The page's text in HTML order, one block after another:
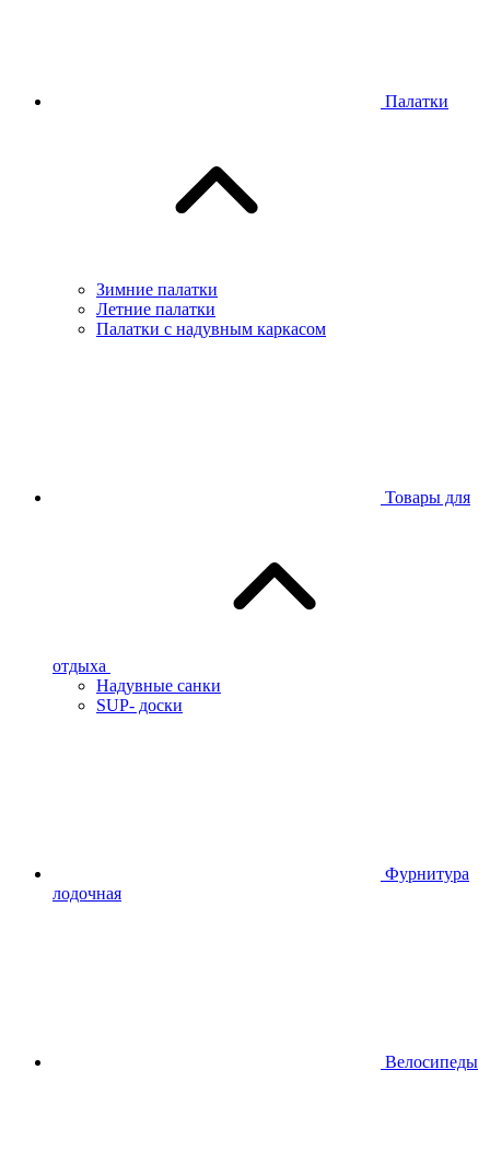
Палатки
Зимние палатки
Летние палатки
Палатки с надувным каркасом
Товары для
отдыха
Надувные санки
SUP- доски
Фурнитура
лодочная
Велосипеды